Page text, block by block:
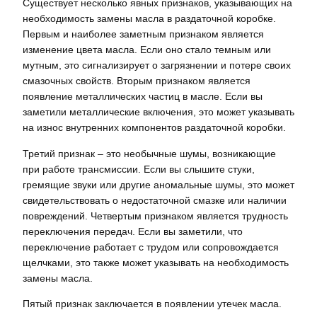
Существует несколько явных признаков, указывающих на
необходимость замены масла в раздаточной коробке.
Первым и наиболее заметным признаком является
изменение цвета масла. Если оно стало темным или
мутным, это сигнализирует о загрязнении и потере своих
смазочных свойств. Вторым признаком является
появление металлических частиц в масле. Если вы
заметили металлические включения, это может указывать
на износ внутренних компонентов раздаточной коробки.
Третий признак – это необычные шумы, возникающие
при работе трансмиссии. Если вы слышите стуки,
гремящие звуки или другие аномальные шумы, это может
свидетельствовать о недостаточной смазке или наличии
повреждений. Четвертым признаком является трудность
переключения передач. Если вы заметили, что
переключение работает с трудом или сопровождается
щелчками, это также может указывать на необходимость
замены масла.
Пятый признак заключается в появлении утечек масла.